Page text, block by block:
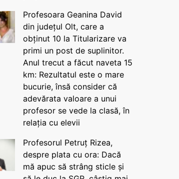
Profesoara Geanina David
din județul Olt, care a
obținut 10 la Titularizare va
primi un post de suplinitor.
Anul trecut a făcut naveta 15
km: Rezultatul este o mare
bucurie, însă consider că
adevărata valoare a unui
profesor se vede la clasă, în
relația cu elevii
Profesorul Petruț Rizea,
despre plata cu ora: Dacă
mă apuc să strâng sticle și